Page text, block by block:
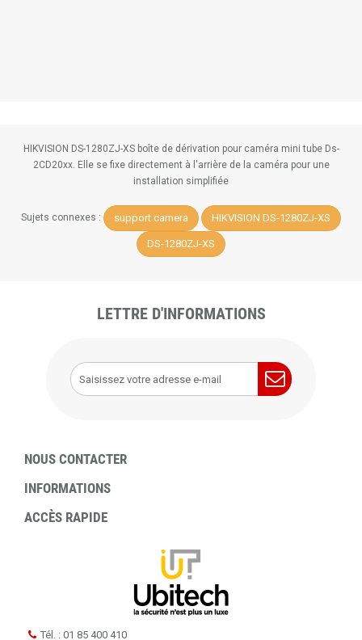
HIKVISION DS-1280ZJ-XS boîte de dérivation pour caméra mini tube Ds-
2CD20xx. Elle se fixe directement à l'arrière de la caméra pour une
installation simplifiée
Sujets connexes : support camera HIKVISION DS-1280ZJ-XS
DS-1280ZJ-XS
LETTRE D'INFORMATIONS
NOUS CONTACTER
INFORMATIONS
ACCÈS RAPIDE
Tél. : 01 85 400 410